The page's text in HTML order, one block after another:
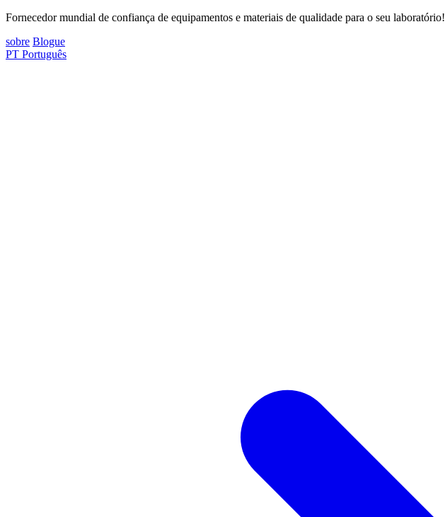
Fornecedor mundial de confiança de equipamentos e materiais de qualidade para o seu laboratório!
sobre Blogue
PT Português